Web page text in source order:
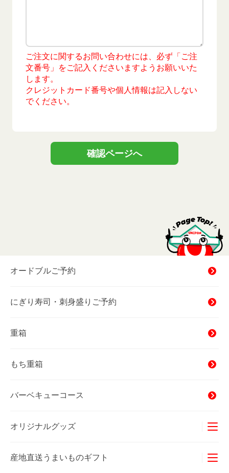
ご注文に関するお問い合わせには、必ず「ご注
文番号」をご記入くださいますようお願いいた
します。
クレジットカード番号や個人情報は記入しない
でください。
確認ページへ
オードブルご予約
にぎり寿司・刺身盛りご予約
重箱
もち重箱
バーベキューコース
オリジナルグッズ
Tシャツ
産地直送うまいものギフト